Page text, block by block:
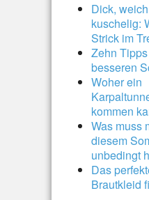
Dick,
kuschelig:
Strick im
Zehn
besseren
Woher ein
kommen
Was muss
diesem
unbedingt
Das
Brautkleid